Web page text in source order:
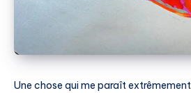
Une chose qui me paraît extrêmement